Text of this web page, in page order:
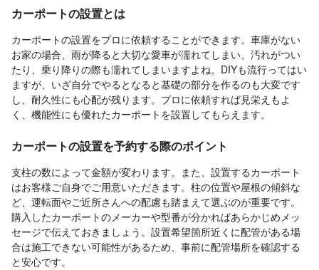
カーポートの設置とは
カーポートの設置をプロに依頼することができます。車庫がない
お家の場合、雨が降ると大切な愛車が濡れてしまい、汚れがつい
たり、乗り降りの際も濡れてしまいますよね。DIYも流行ってはい
ますが、いざ自分でやるとなると基礎の部分を作るのも大変です
し、耐久性にも心配が残ります。プロに依頼すれば見栄えもよ
く、機能性にも優れたカーポートを設置してもらえます。
カーポートの設置を予約する際のポイント
支柱の数によって金額が変わります。また、設置するカーポート
はお客様ご自身でご用意いただきます。柱の位置や屋根の傾斜な
ど、運転面やご近所さんへの配慮も踏まえて選ぶのが重要です。
購入したカーポートのメーカーや型番が分かればあらかじめメッ
セージで伝えておきましょう。設置希望箇所近くに配管がある場
合は施工できない可能性があるため、事前に配管場所を確認する
と安心です。